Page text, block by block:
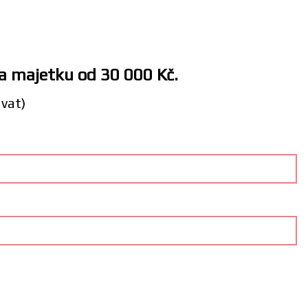
majetku od 30 000 Kč.